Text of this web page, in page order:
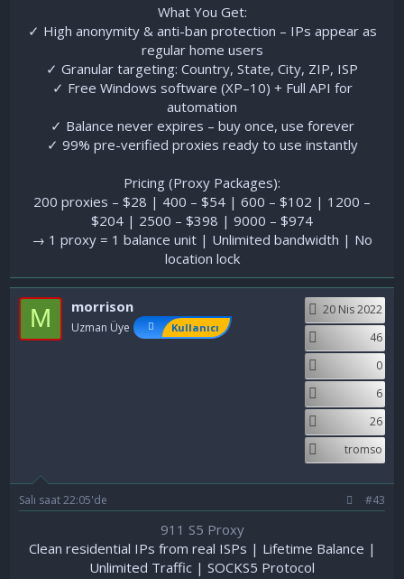
What You Get:
✓ High anonymity & anti-ban protection – IPs appear as
regular home users
✓ Granular targeting: Country, State, City, ZIP, ISP
✓ Free Windows software (XP–10) + Full API for
automation
✓ Balance never expires – buy once, use forever
✓ 99% pre-verified proxies ready to use instantly
Pricing (Proxy Packages):
200 proxies – $28 | 400 – $54 | 600 – $102 | 1200 –
$204 | 2500 – $398 | 9000 – $974
→ 1 proxy = 1 balance unit | Unlimited bandwidth | No
location lock​
M morrison
Uzman Üye Kullanıcı
20 Nis 2022
46
0
6
26
tromso
Salı saat 22:05'de #43
911 S5 Proxy
Clean residential IPs from real ISPs | Lifetime Balance |
Unlimited Traffic | SOCKS5 Protocol